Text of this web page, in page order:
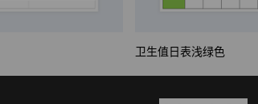
卫生值日表浅绿色